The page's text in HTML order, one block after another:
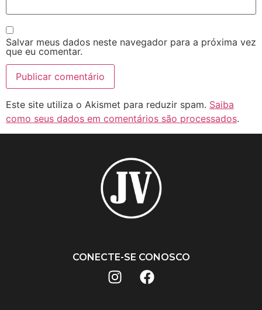
Salvar meus dados neste navegador para a próxima vez
que eu comentar.
Este site utiliza o Akismet para reduzir spam. Saiba
como seus dados em comentários são processados.
CONECTE-SE CONOSCO